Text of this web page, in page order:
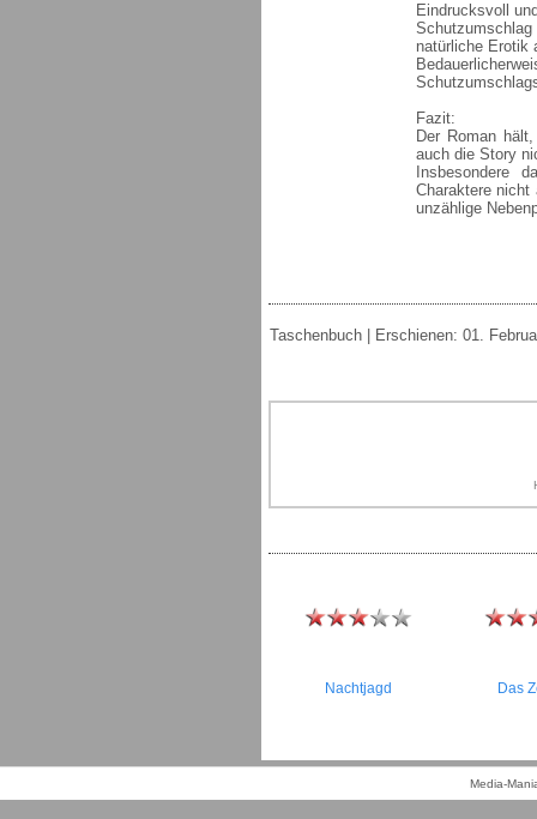
Eindrucksvoll
natürliche Erotik
Fazit:
Der Roman
auch die Story
Insbesondere
Charaktere nicht
unzählige
Taschenbuch | Erschienen: 01.
Nachtjagd Das
Media-